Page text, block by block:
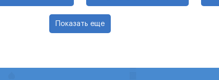
Показать еще